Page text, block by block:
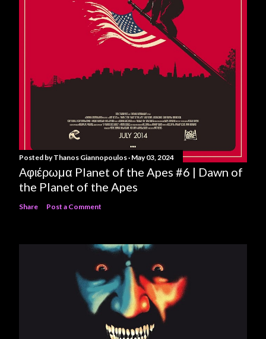
Posted byThanos Giannopoulos May 03, 2024
Αφιέρωμα Planet of the Apes #6 | Dawn of
the Planet of the Apes
Share Post a Comment